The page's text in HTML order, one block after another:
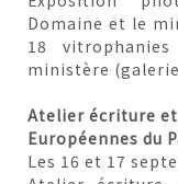
Domaine et le
18
ministère
Atelier écriture et
Européennes du
Les 16 et 17